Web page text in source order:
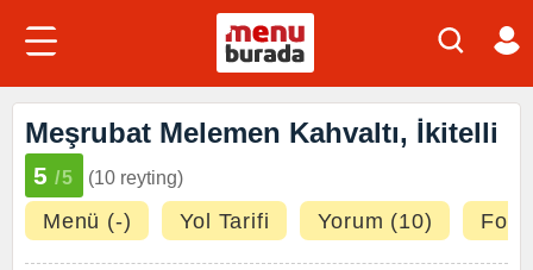
Meşrubat Melemen Kahvaltı, İkitelli
5 /5 (10 reyting)
Menü (-) Yol Tarifi Yorum (10)